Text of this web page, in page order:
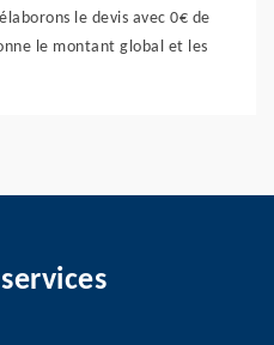
le devis avec 0€ de
le montant global et les